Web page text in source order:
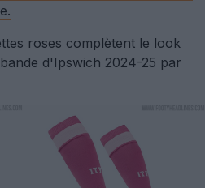
roses complètent le look
d'Ipswich 2024-25 par